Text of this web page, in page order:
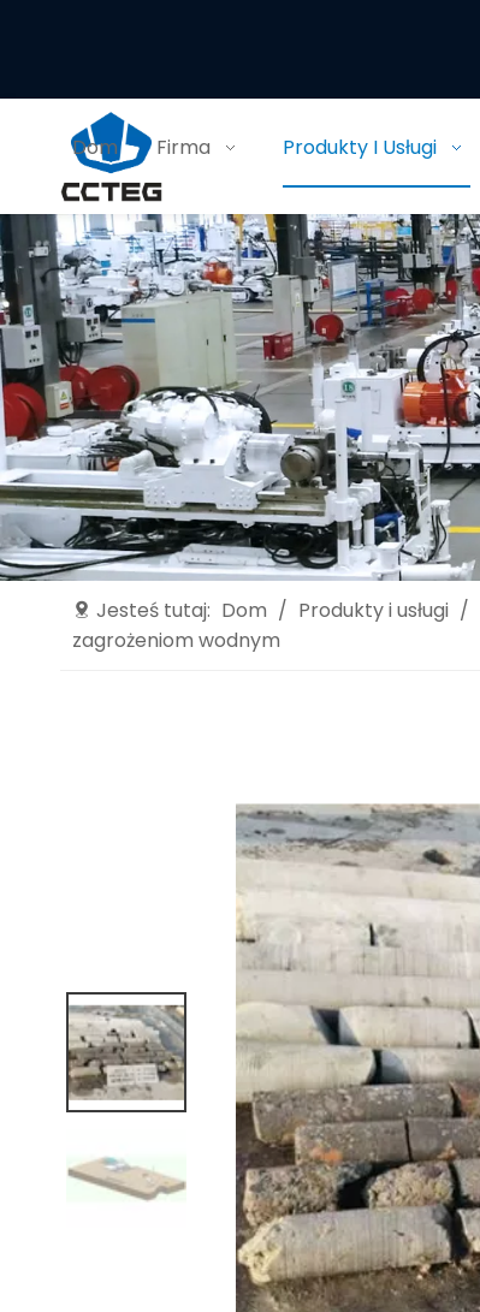
Dom Firma Produkty I Usługi
Jesteś tutaj: Dom / Produkty i usługi /
zagrożeniom wodnym